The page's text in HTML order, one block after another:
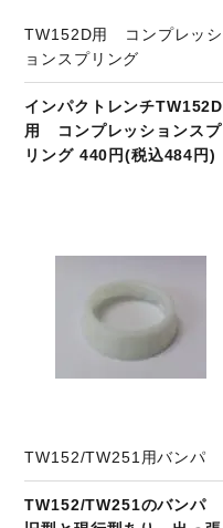
TW152D用 コンプレッシ
ョンスプリング
インパクトレンチTW152D
用 コンプレッションスプ
リング 440円(税込484円)
TW152/TW251用バンパ
TW152/TW251のバンパ